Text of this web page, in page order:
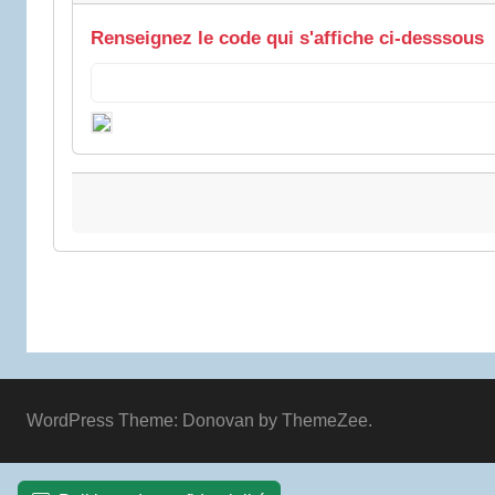
Renseignez le code qui s'affiche ci-desssous
WordPress Theme: Donovan by ThemeZee.